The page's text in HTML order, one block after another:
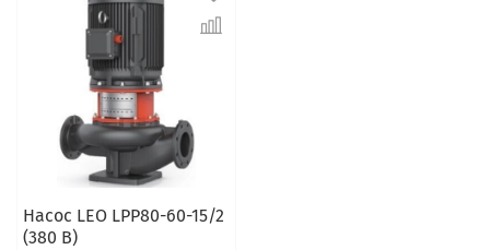
Насос LEO LPP80-60-15/2
(380 В)